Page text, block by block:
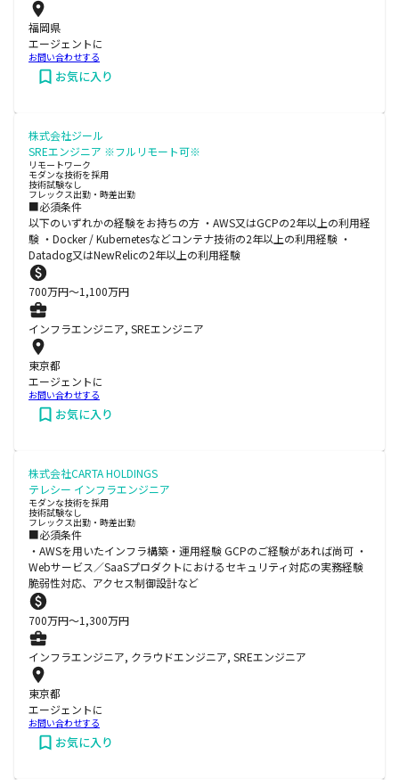
福岡県
エージェントに
お問い合わせする
お気に入り
株式会社ジール
SREエンジニア ※フルリモート可※
リモートワーク
モダンな技術を採用
技術試験なし
フレックス出勤・時差出勤
■必須条件
以下のいずれかの経験をお持ちの方 ・AWS又はGCPの2年以上の利用経
験 ・Docker / Kubernetesなどコンテナ技術の2年以上の利用経験 ・
Datadog又はNewRelicの2年以上の利用経験
700万円〜1,100万円
インフラエンジニア, SREエンジニア
東京都
エージェントに
お問い合わせする
お気に入り
株式会社CARTA HOLDINGS
テレシー インフラエンジニア
モダンな技術を採用
技術試験なし
フレックス出勤・時差出勤
■必須条件
・AWSを用いたインフラ構築・運用経験 GCPのご経験があれば尚可 ・
Webサービス／SaaSプロダクトにおけるセキュリティ対応の実務経験
脆弱性対応、アクセス制御設計など
700万円〜1,300万円
インフラエンジニア, クラウドエンジニア, SREエンジニア
東京都
エージェントに
お問い合わせする
お気に入り